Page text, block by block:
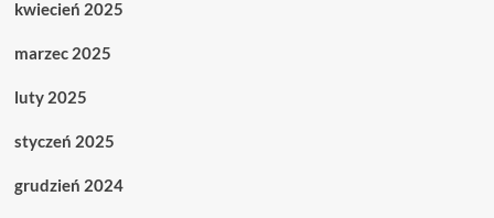
kwiecień 2025
marzec 2025
luty 2025
styczeń 2025
grudzień 2024